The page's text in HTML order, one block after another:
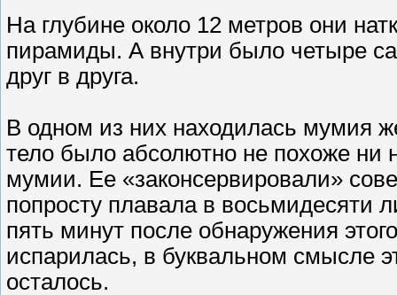
На глубине около 12 метров они
пирамиды. А внутри было четыре
друг в друга.
В одном из них находилась мумия
тело было абсолютно не похоже ни
мумии. Ее «законсервировали»
попросту плавала в восьмидесяти
пять минут после обнаружения
испарилась, в буквальном смысле
осталось.